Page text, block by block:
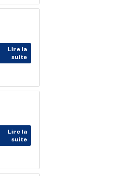
Lire la
suite
Lire la
suite